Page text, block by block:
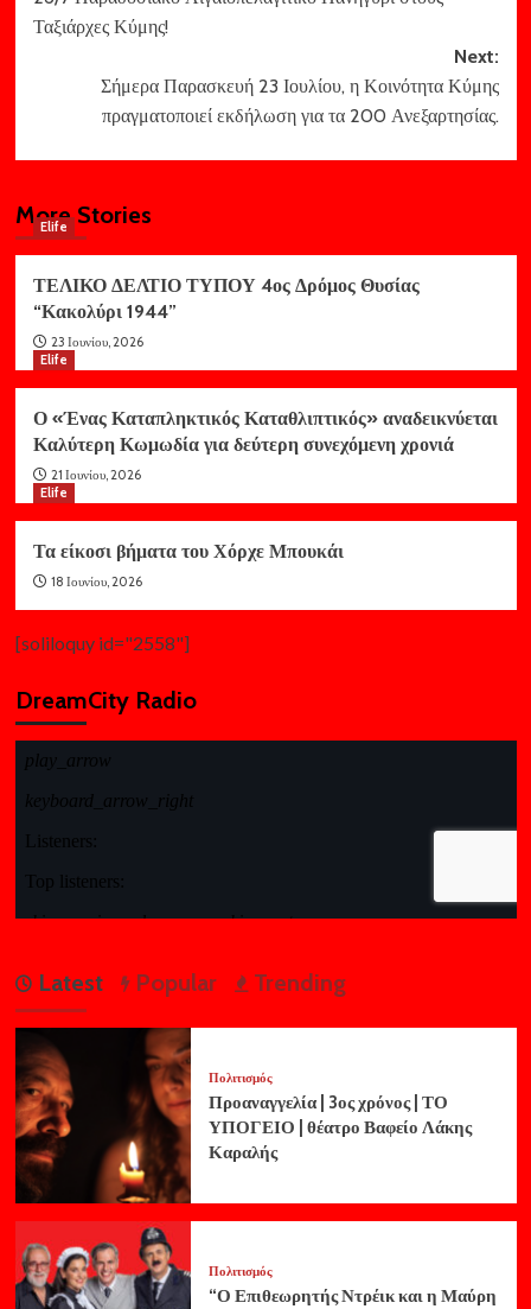
navigation
Ταξιάρχες Κύμης!
Next:
Σήμερα Παρασκευή 23 Ιουλίου, η Κοινότητα Κύμης
πραγματοποιεί εκδήλωση για τα 200 Ανεξαρτησίας.
More Stories
Elife
ΤΕΛΙΚΟ ΔΕΛΤΙΟ ΤΥΠΟΥ 4ος Δρόμος Θυσίας
“Κακολύρι 1944”
23 Ιουνίου, 2026
Elife
Ο «Ένας Καταπληκτικός Καταθλιπτικός» αναδεικνύεται
Καλύτερη Κωμωδία για δεύτερη συνεχόμενη χρονιά
21 Ιουνίου, 2026
Elife
Τα είκοσι βήματα του Χόρχε Μπουκάι
18 Ιουνίου, 2026
[soliloquy id="2558"]
DreamCity Radio
Latest Popular Trending
Πολιτισμός
Προαναγγελία | 3ος χρόνος | ΤΟ
ΥΠΟΓΕΙΟ | θέατρο Βαφείο Λάκης
Καραλής
Πολιτισμός
“Ο Επιθεωρητής Ντρέικ και η Μαύρη